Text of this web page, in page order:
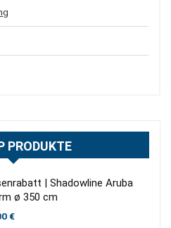
PRODUKTE
| Shadowline Aruba
ø 350 cm
€Aktueller